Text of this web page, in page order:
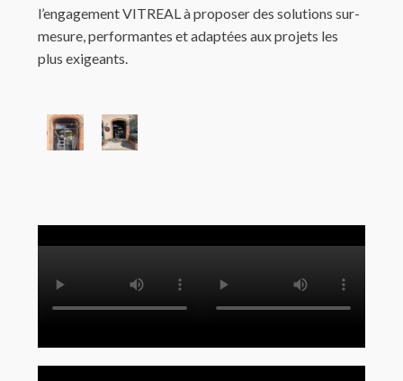
l’engagement VITREAL à proposer des solutions sur-
mesure, performantes et adaptées aux projets les
plus exigeants.